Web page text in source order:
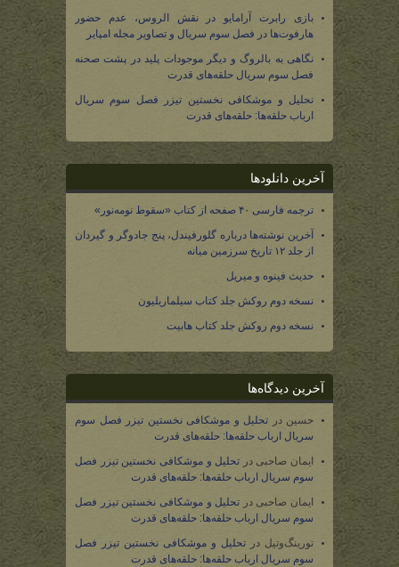
بازی رابرت آرامایو در نقش الروس، عدم حضور
هارفوت‌ها در فصل سوم سریال و تصاویر مجله امپایر
نگاهی به بالروگ و دیگر موجودات پلید در پشت صحنه
فصل سوم سریال حلقه‌های قدرت
تحلیل و موشکافی نخستین تیزر فصل سوم سریال
ارباب حلقه‌ها: حلقه‌های قدرت
آخرین دانلودها
ترجمه فارسی ۴۰ صفحه از کتاب «سقوط نومه‌نور»
آخرین نوشته‌ها درباره گلورفیندل، پنج جادوگر و گیردان
از جلد ۱۲ تاریخ سرزمین میانه
حدیث فینوه و میریل
نسخه دوم روکش جلد کتاب سیلماریلیون
نسخه دوم روکش جلد کتاب هابیت
آخرین دیدگاه‌ها
حسین در تحلیل و موشکافی نخستین تیزر فصل سوم
سریال ارباب حلقه‌ها: حلقه‌های قدرت
ایمان صاحبی در تحلیل و موشکافی نخستین تیزر فصل
سوم سریال ارباب حلقه‌ها: حلقه‌های قدرت
ایمان صاحبی در تحلیل و موشکافی نخستین تیزر فصل
سوم سریال ارباب حلقه‌ها: حلقه‌های قدرت
تورینگ‌وتیل در تحلیل و موشکافی نخستین تیزر فصل
سوم سریال ارباب حلقه‌ها: حلقه‌های قدرت